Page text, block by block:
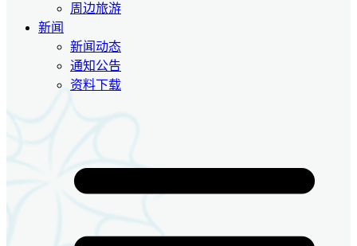
周边旅游
新闻
新闻动态
通知公告
资料下载